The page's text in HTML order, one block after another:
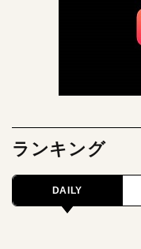
ランキング
DAILY